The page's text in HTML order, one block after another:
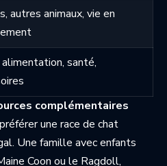
autres animaux, vie en
santé,
complémentaires
une race de chat
Une famille avec enfants
Coon ou le Ragdoll,